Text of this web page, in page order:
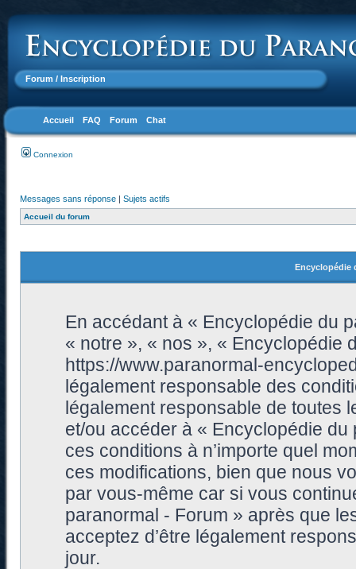
Forum / Inscription
Accueil FAQ Forum Chat
Connexion
Messages sans réponse | Sujets actifs
Accueil du forum
Encyclopédie
En accédant à « Encyclopédie du
« notre », « nos », « Encyclopédie
https://www.paranormal-
légalement responsable des
légalement responsable de toutes
et/ou accéder à « Encyclopédie
ces conditions à n’importe quel
ces modifications, bien que nous
par vous-même car si vous
paranormal - Forum » après que
acceptez d’être légalement
jour.